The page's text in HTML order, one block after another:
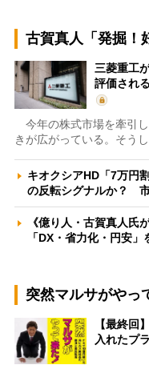
古賀真人「発掘！
三菱重工
評価され
今年の株式市場を牽引
きが広がっている。そう
キオクシアHD「7万円
の反転シグナルか？
《億り人・古賀真人氏
「DX・省力化・円安
突然マルサがやっ
【最終回
入れたプ